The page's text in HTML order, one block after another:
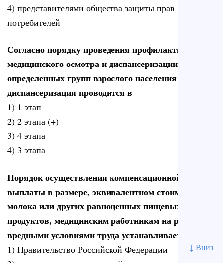
↓ Вниз
4) представителями общества защиты прав
потребителей
Согласно порядку проведения профилактического
медицинского осмотра и диспансеризации
определенных групп взрослого населения
диспансеризация проводится в
1) 1 этап
2) 2 этапа (+)
3) 4 этапа
4) 3 этапа
Порядок осуществления компенсационной
выплаты в размере, эквивалентном стоимости
молока или других равноценных пищевых
продуктов, медицинским работникам на работах с
вредными условиями труда устанавливает
1) Правительство Российской Федерации